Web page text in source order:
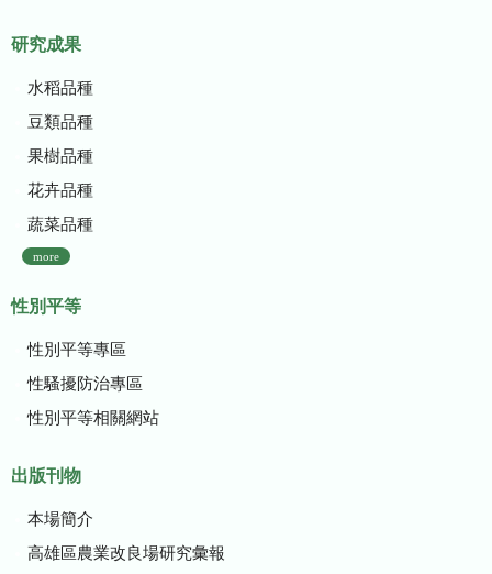
研究成果
水稻品種
豆類品種
果樹品種
花卉品種
蔬菜品種
more
性別平等
性別平等專區
性騷擾防治專區
性別平等相關網站
出版刊物
本場簡介
高雄區農業改良場研究彙報